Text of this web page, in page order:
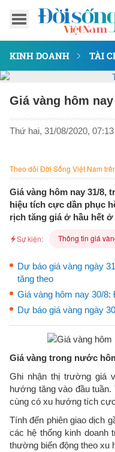
KINH DOANH TÀI
Giá vàng hôm
Thứ hai, 31/08/2020,
Theo dõi Đời Sống Việt Nam
Giá vàng hôm nay 31/8,
hiệu tích cực dần phục
rịch tăng giá ở hầu hết
Sự kiện: Thông tin giá
Dự báo giá vàng ngày
tăng theo
Giá vàng hôm nay 30/8:
Dự báo giá vàng ngày
Giá vàng trong nước
Ghi nhận thị trường giá
hướng tăng vào đầu tuần.
cùng có xu hướng tích
Tính đến phiên giao dịch
các hệ thống kinh doanh
thường biến động theo xu